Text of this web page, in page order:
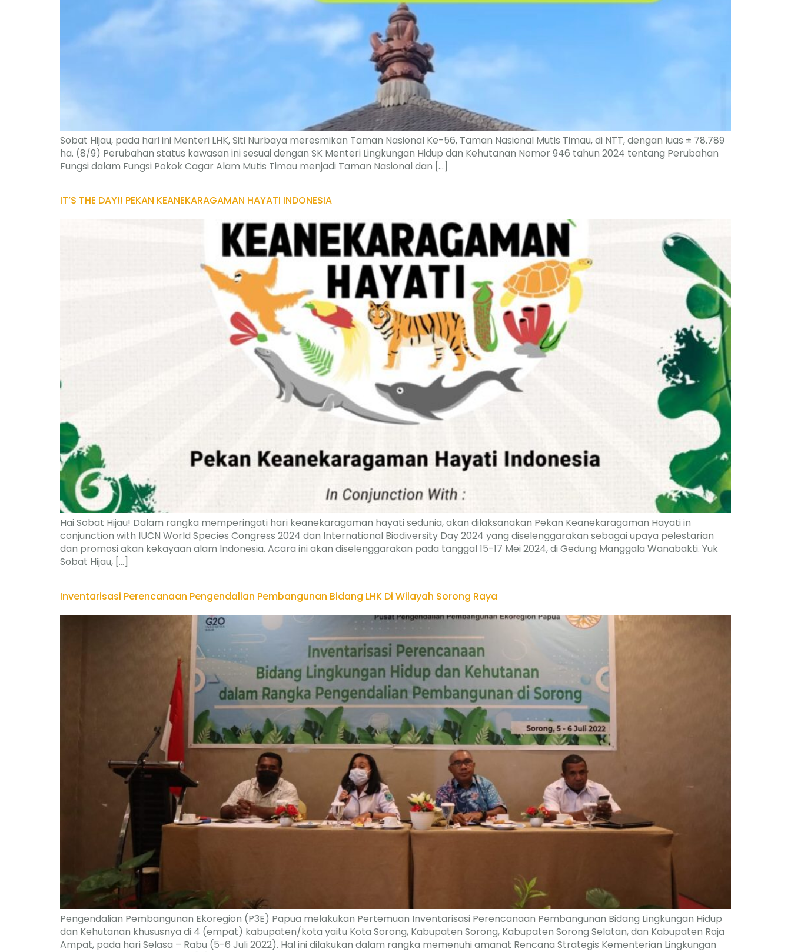
Sobat Hijau, pada hari ini Menteri LHK, Siti Nurbaya meresmikan Taman Nasional Ke-56, Taman Nasional Mutis Timau, di NTT, dengan luas ± 78.789
ha. (8/9) Perubahan status kawasan ini sesuai dengan SK Menteri Lingkungan Hidup dan Kehutanan Nomor 946 tahun 2024 tentang Perubahan
Fungsi dalam Fungsi Pokok Cagar Alam Mutis Timau menjadi Taman Nasional dan […]
IT’S THE DAY!! PEKAN KEANEKARAGAMAN HAYATI INDONESIA
Hai Sobat Hijau! Dalam rangka memperingati hari keanekaragaman hayati sedunia, akan dilaksanakan Pekan Keanekaragaman Hayati in
conjunction with IUCN World Species Congress 2024 dan International Biodiversity Day 2024 yang diselenggarakan sebagai upaya pelestarian
dan promosi akan kekayaan alam Indonesia. Acara ini akan diselenggarakan pada tanggal 15-17 Mei 2024, di Gedung Manggala Wanabakti. Yuk
Sobat Hijau, […]
Inventarisasi Perencanaan Pengendalian Pembangunan Bidang LHK Di Wilayah Sorong Raya
Pengendalian Pembangunan Ekoregion (P3E) Papua melakukan Pertemuan Inventarisasi Perencanaan Pembangunan Bidang Lingkungan Hidup
dan Kehutanan khususnya di 4 (empat) kabupaten/kota yaitu Kota Sorong, Kabupaten Sorong, Kabupaten Sorong Selatan, dan Kabupaten Raja
Ampat, pada hari Selasa – Rabu (5-6 Juli 2022). Hal ini dilakukan dalam rangka memenuhi amanat Rencana Strategis Kementerian Lingkungan